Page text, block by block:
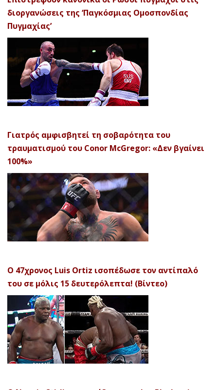
διοργανώσεις της ‘Παγκόσμιας Ομοσπονδίας
Πυγμαχίας’
Γιατρός αμφισβητεί τη σοβαρότητα του
τραυματισμού του Conor McGregor: «Δεν βγαίνει
100%»
Ο 47χρονος Luis Ortiz ισοπέδωσε τον αντίπαλό
του σε μόλις 15 δευτερόλεπτα! (Βίντεο)